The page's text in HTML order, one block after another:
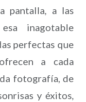
pantalla, a las
inagotable
perfectas que
a cada
fotografía, de
y éxitos,